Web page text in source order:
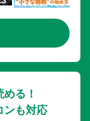
る！
ンも対応